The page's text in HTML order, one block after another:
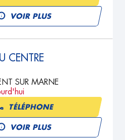
VOIR PLUS
CENTRE
SUR MARNE
TÉLÉPHONE
VOIR PLUS